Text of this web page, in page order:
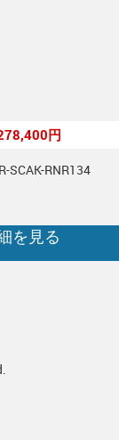
円
SCAK-RNR134
を見る